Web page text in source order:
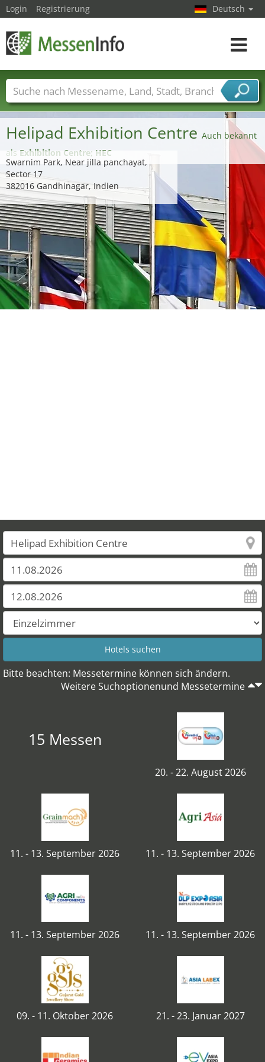
Helipad Exhibition Centre Auch bekannt
als Exhibition Centre; HEC
Swarnim Park, Near jilla panchayat,
Sector 17
382016 Gandhinagar, Indien
Bitte beachten: Messetermine können sich ändern.
Weitere Suchoptionenund Messetermine
15 Messen
20. - 22. August 2026
11. - 13. September 2026 11. - 13. September 2026
11. - 13. September 2026 11. - 13. September 2026
09. - 11. Oktober 2026 21. - 23. Januar 2027
Login Registrierung Deutsch
Toggle
Messenamen Länder Städte
Branchen
Dienstleisterbranchen